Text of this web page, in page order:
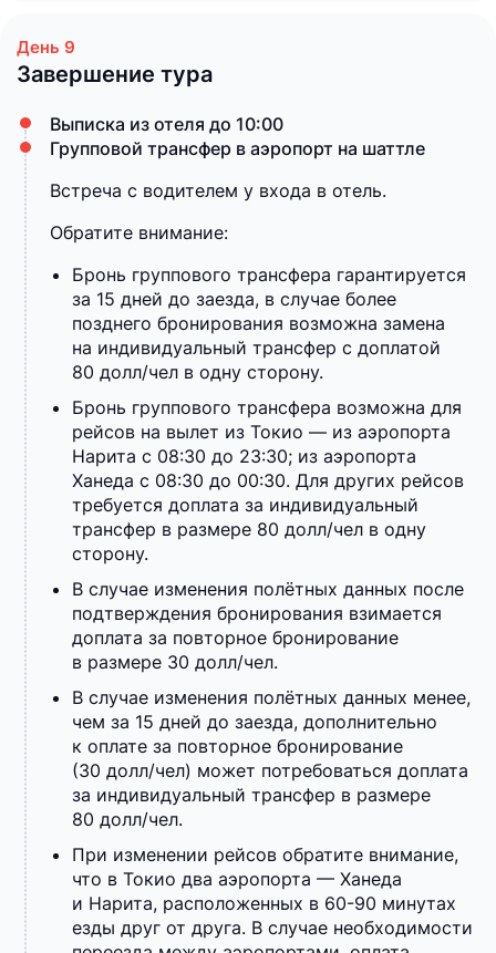
Завершение тура
Выписка из отеля до 10:00
Групповой трансфер в аэропорт на шаттле
Встреча с водителем у входа в отель.
Обратите внимание:
Бронь группового трансфера гарантируется
за 15 дней до заезда, в случае более
позднего бронирования возможна замена
на индивидуальный трансфер с доплатой
80 долл/чел в одну сторону.
Бронь группового трансфера возможна для
рейсов на вылет из Токио — из аэропорта
Нарита с 08:30 до 23:30; из аэропорта
Ханеда с 08:30 до 00:30. Для других рейсов
требуется доплата за индивидуальный
трансфер в размере 80 долл/чел в одну
сторону.
В случае изменения полётных данных после
подтверждения бронирования взимается
доплата за повторное бронирование
в размере 30 долл/чел.
В случае изменения полётных данных менее,
чем за 15 дней до заезда, дополнительно
к оплате за повторное бронирование
(30 долл/чел) может потребоваться доплата
за индивидуальный трансфер в размере
80 долл/чел.
При изменении рейсов обратите внимание,
что в Токио два аэропорта — Ханеда
и Нарита, расположенных в 60-90 минутах
езды друг от друга. В случае необходимости